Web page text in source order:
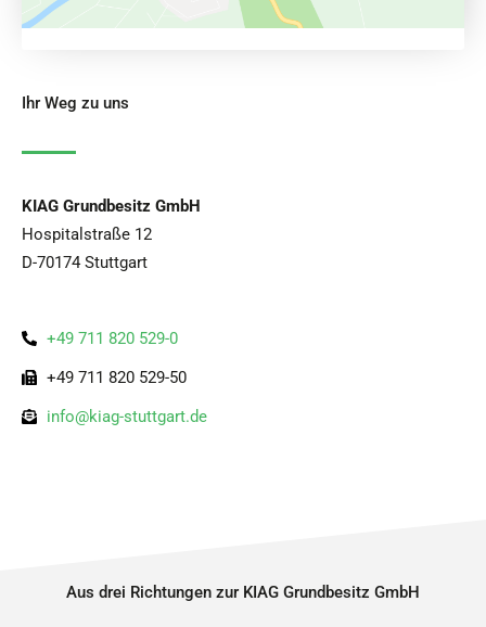
Ihr Weg zu uns
KIAG Grundbesitz GmbH
Hospitalstraße 12
D-70174 Stuttgart
+49 711 820 529-0
+49 711 820 529-50
info@kiag-stuttgart.de
Aus drei Richtungen zur KIAG Grundbesitz GmbH